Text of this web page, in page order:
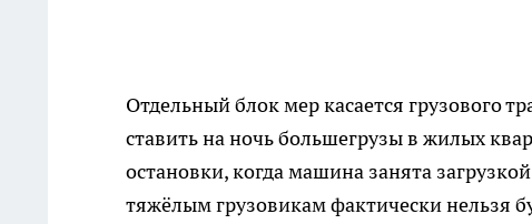
Отдельный блок мер касается грузового
ставить на ночь большегрузы в жилых
остановки, когда машина занята
тяжёлым грузовикам фактически нельзя